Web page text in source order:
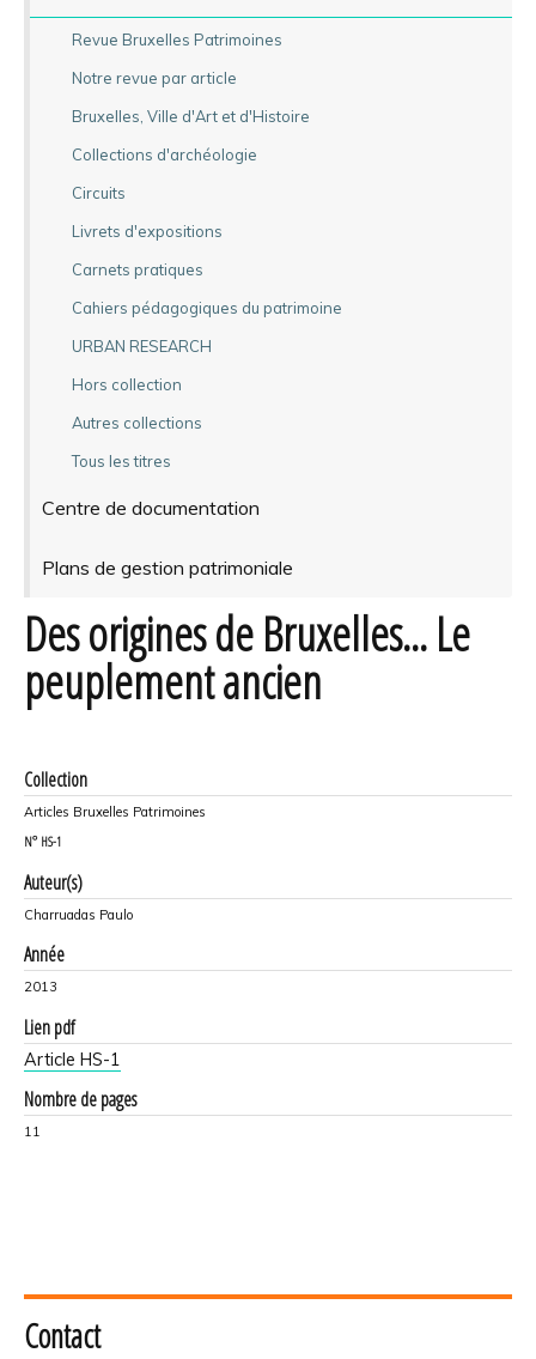
Revue Bruxelles Patrimoines
Notre revue par article
Bruxelles, Ville d'Art et d'Histoire
Collections d'archéologie
Circuits
Livrets d'expositions
Carnets pratiques
Cahiers pédagogiques du patrimoine
URBAN RESEARCH
Hors collection
Autres collections
Tous les titres
Centre de documentation
Plans de gestion patrimoniale
Des origines de Bruxelles... Le
peuplement ancien
Collection
Articles Bruxelles Patrimoines
N° HS-1
Auteur(s)
Charruadas Paulo
Année
2013
Lien pdf
Article HS-1
Nombre de pages
11
Contact